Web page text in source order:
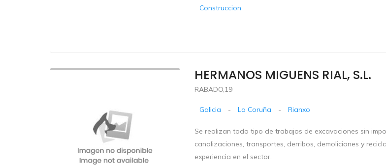
Construccion
HERMANOS MIGUENS RIAL, S.L.
RABADO,19
Galicia - La Coruña - Rianxo
Se realizan todo tipo de trabajos de excavaciones sin
canalizaciones, transportes, derribos, demoliciones y
experiencia en el sector.